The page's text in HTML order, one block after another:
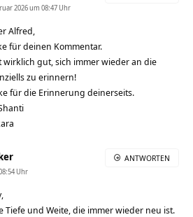
2026 um 08:47 Uhr
Alfred,
für deinen Kommentar.
wirklich gut, sich immer wieder an die
zu erinnern!
für die Erinnerung deinerseits.
Uhr
Tiefe und Weite, die immer wieder neu ist.
ANTWORTEN